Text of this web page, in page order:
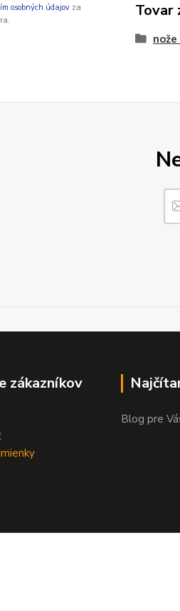
osobných údajov za
Tovar
zákazníkov
Blog pre